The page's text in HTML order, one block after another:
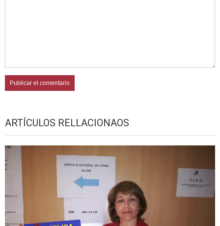
ARTÍCULOS RELLACIONAOS